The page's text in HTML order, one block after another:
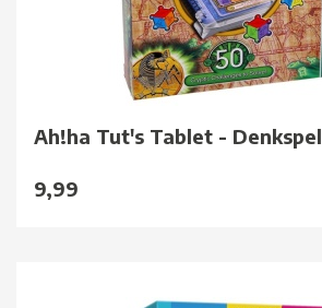
Ah!ha Tut's Tablet - Denkspel
9,99